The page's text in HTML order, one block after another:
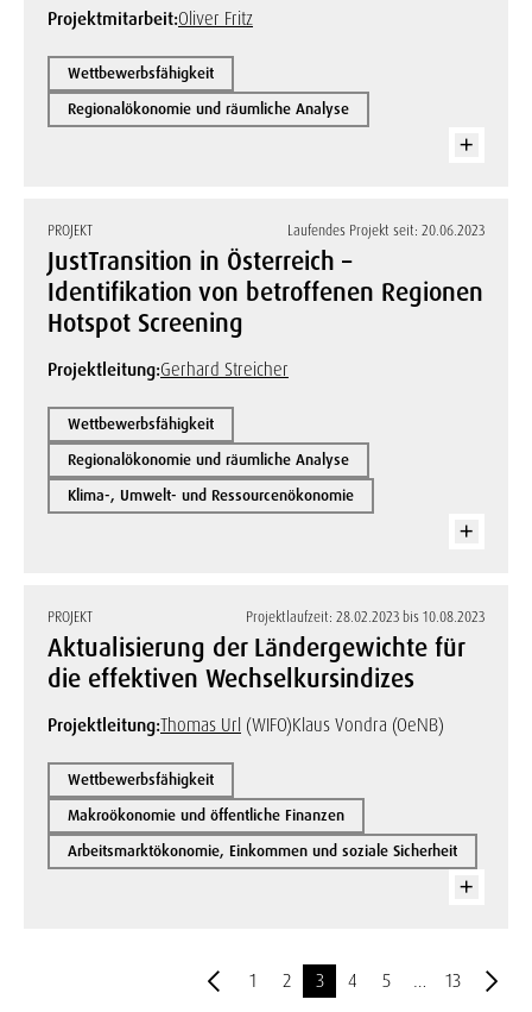
Projektmitarbeit:Oliver Fritz
Wettbewerbsfähigkeit
Regionalökonomie und räumliche Analyse
PROJEKT Laufendes Projekt seit: 20.06.2023
JustTransition in Österreich –
Identifikation von betroffenen Regionen
Hotspot Screening
Projektleitung:Gerhard Streicher
Wettbewerbsfähigkeit
Regionalökonomie und räumliche Analyse
Klima-, Umwelt- und Ressourcenökonomie
PROJEKT Projektlaufzeit: 28.02.2023 bis 10.08.2023
Aktualisierung der Ländergewichte für
die effektiven Wechselkursindizes
Projektleitung:Thomas Url (WIFO)Klaus Vondra (OeNB)
Wettbewerbsfähigkeit
Makroökonomie und öffentliche Finanzen
Arbeitsmarktökonomie, Einkommen und soziale Sicherheit
1 2 3 4 5 … 13